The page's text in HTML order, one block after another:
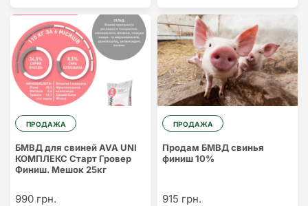
ПРОДАЖА
БМВД для свиней AVA UNI
КОМПЛЕКС Старт Гровер
Финиш. Мешок 25кг
990 грн.
ПРОДАЖА
Продам БМВД свинья
финиш 10%
915 грн.